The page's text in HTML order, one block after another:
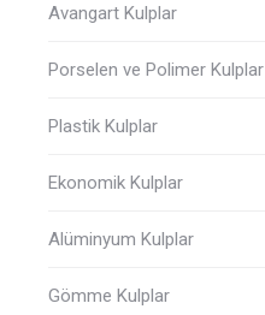
Avangart Kulplar
Porselen ve Polimer Kulplar
Plastik Kulplar
Ekonomik Kulplar
Alüminyum Kulplar
Gömme Kulplar